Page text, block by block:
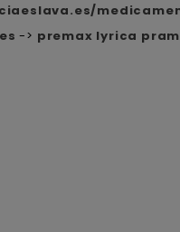
-> premax lyrica